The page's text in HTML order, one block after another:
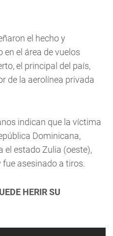
el hecho y
en el área de vuelos
el principal del país,
de la aerolínea privada
indican que la víctima
Dominicana,
el estado Zulia (oeste),
asesinado a tiros.
HERIR SU